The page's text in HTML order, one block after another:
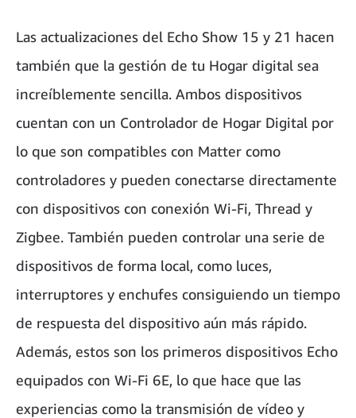
Las actualizaciones del Echo Show 15 y 21 hacen
también que la gestión de tu Hogar digital sea
increíblemente sencilla. Ambos dispositivos
cuentan con un Controlador de Hogar Digital por
lo que son compatibles con Matter como
controladores y pueden conectarse directamente
con dispositivos con conexión Wi-Fi, Thread y
Zigbee. También pueden controlar una serie de
dispositivos de forma local, como luces,
interruptores y enchufes consiguiendo un tiempo
de respuesta del dispositivo aún más rápido.
Además, estos son los primeros dispositivos Echo
equipados con Wi-Fi 6E, lo que hace que las
experiencias como la transmisión de vídeo y